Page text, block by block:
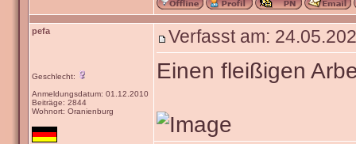
pefa
Geschlecht:
Anmeldungsdatum: 01.12.2010
Beiträge: 2844
Wohnort: Oranienburg
Verfasst am:
Einen fleißigen